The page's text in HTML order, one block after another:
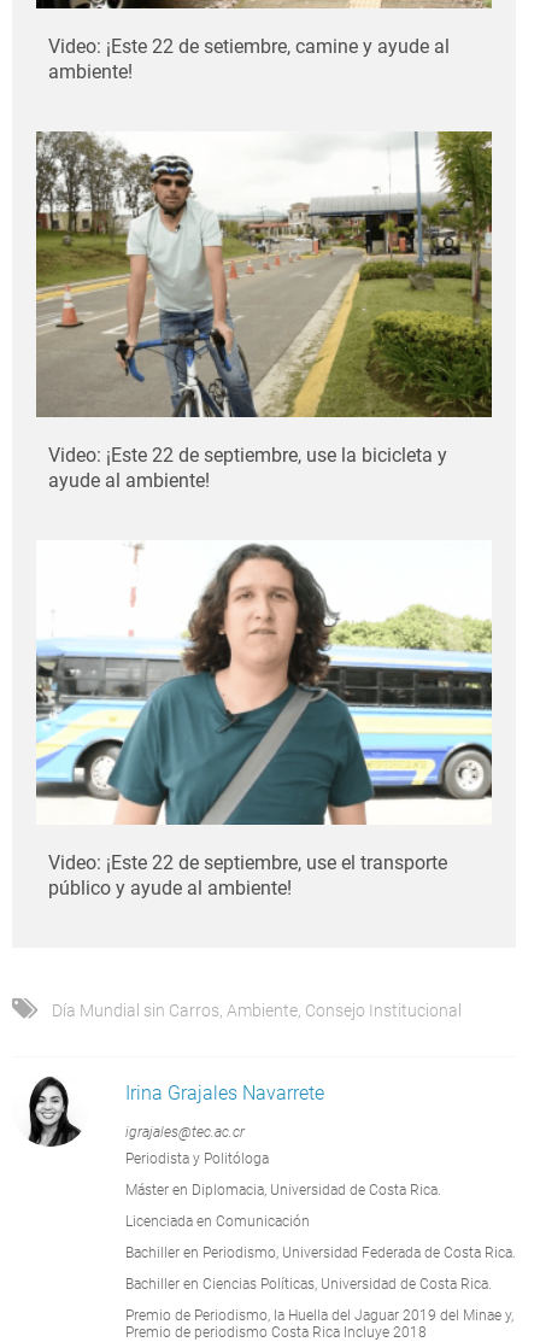
Video: ¡Este 22 de setiembre, camine y ayude al
ambiente!
Video: ¡Este 22 de septiembre, use la bicicleta y
ayude al ambiente!
Video: ¡Este 22 de septiembre, use el transporte
público y ayude al ambiente!
Día Mundial sin Carros Ambiente Consejo Institucional
Irina Grajales Navarrete
igrajales@tec.ac.cr
Periodista y Politóloga
Máster en Diplomacia, Universidad de Costa Rica.
Licenciada en Comunicación
Bachiller en Periodismo, Universidad Federada de Costa Rica.
Bachiller en Ciencias Políticas, Universidad de Costa Rica.
Premio de Periodismo, la Huella del Jaguar 2019 del Minae y,
Premio de periodismo Costa Rica Incluye 2018